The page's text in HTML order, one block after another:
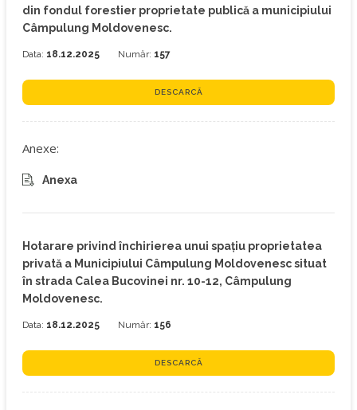
din fondul forestier proprietate publică a municipiului
Câmpulung Moldovenesc.
Data: 18.12.2025 Număr: 157
DESCARCĂ
Anexe:
Anexa
Hotarare privind închirierea unui spațiu proprietatea
privată a Municipiului Câmpulung Moldovenesc situat
în strada Calea Bucovinei nr. 10-12, Câmpulung
Moldovenesc.
Data: 18.12.2025 Număr: 156
DESCARCĂ